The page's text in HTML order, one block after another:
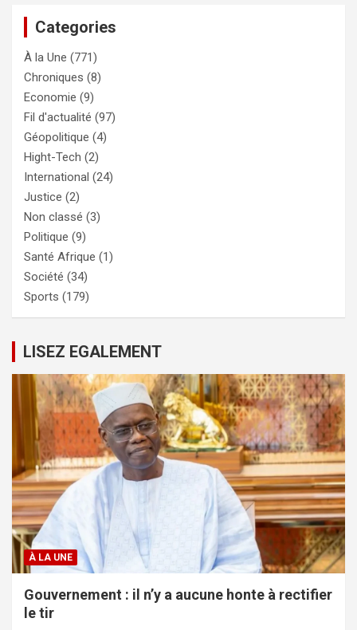
Categories
À la Une (771)
Chroniques (8)
Economie (9)
Fil d'actualité (97)
Géopolitique (4)
Hight-Tech (2)
International (24)
Justice (2)
Non classé (3)
Politique (9)
Santé Afrique (1)
Société (34)
Sports (179)
LISEZ EGALEMENT
À LA UNE
Gouvernement : il n’y a aucune honte à rectifier
le tir